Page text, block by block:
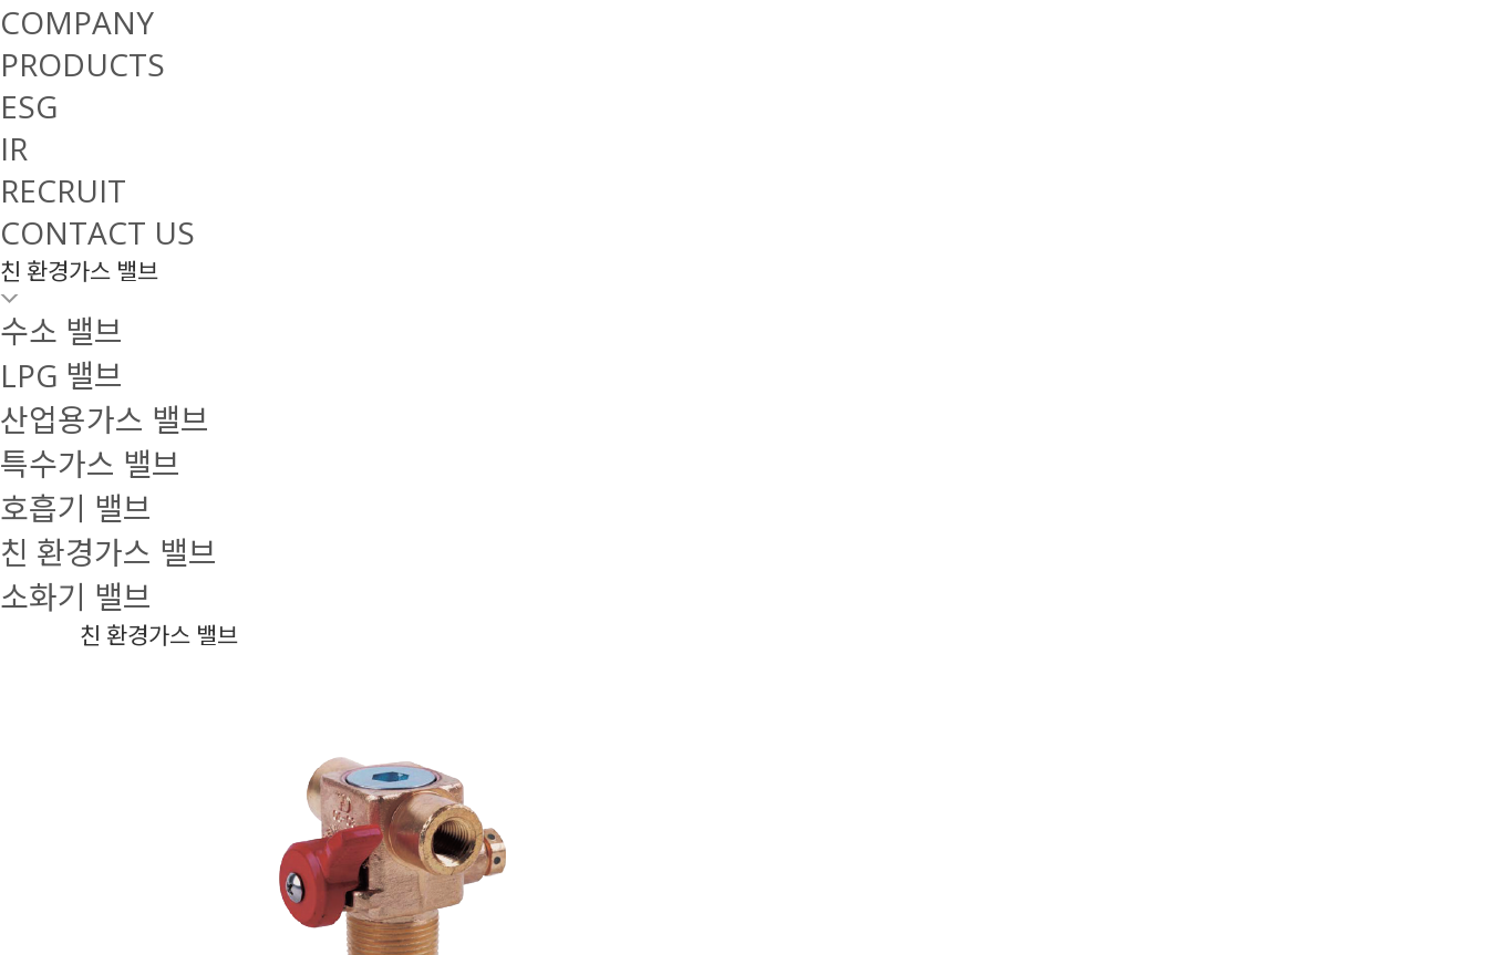
COMPANY
PRODUCTS
ESG
IR
RECRUIT
CONTACT US
친 환경가스 밸브
수소 밸브
LPG 밸브
산업용가스 밸브
특수가스 밸브
호흡기 밸브
친 환경가스 밸브
소화기 밸브
친 환경가스 밸브